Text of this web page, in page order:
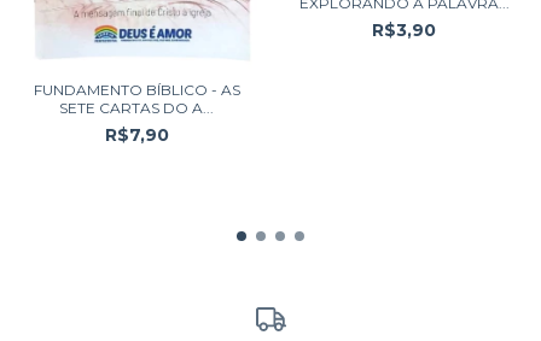
FUNDAMENTO BÍBLICO - AS
SETE CARTAS DO A...
R$7,90
R$3,90